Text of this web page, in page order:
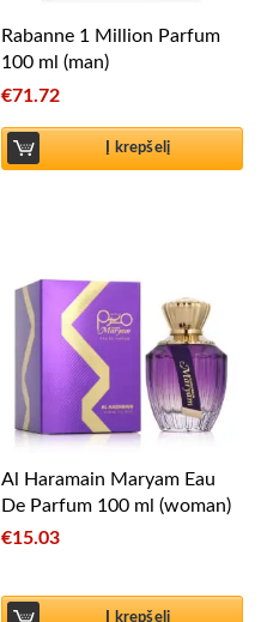
Rabanne 1 Million Parfum
100 ml (man)
€71.72
Į krepšelį
Al Haramain Maryam Eau
De Parfum 100 ml (woman)
€15.03
Į krepšelį